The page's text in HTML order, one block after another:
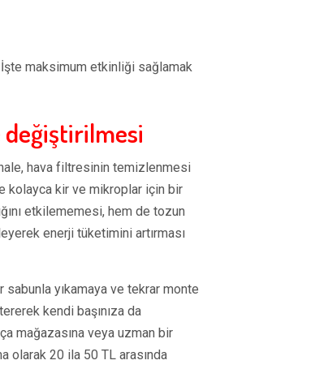
İşte maksimum etkinliği sağlamak
hava filtresinin temizlenmesi
kolayca kir ve mikroplar için bir
etkilememesi, hem de tozun
enerji tüketimini artırması
yıkamaya ve tekrar monte
kendi başınıza da
mağazasına veya uzman bir
olarak 20 ila 50 TL arasında